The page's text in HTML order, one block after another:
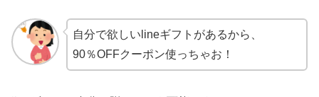
自分で欲しいlineギフトがあるから、
90％OFFクーポン使っちゃお！